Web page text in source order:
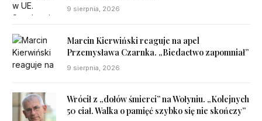
9 sierpnia, 2026
Marcin Kierwiński reaguje na apel
Przemysława Czarnka. „Biedactwo zapomniał”
9 sierpnia, 2026
Wrócił z „dołów śmierci” na Wołyniu. „Kolejnych
50 ciał. Walka o pamięć szybko się nie skończy”